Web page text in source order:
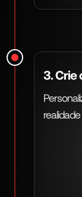
3. Crie